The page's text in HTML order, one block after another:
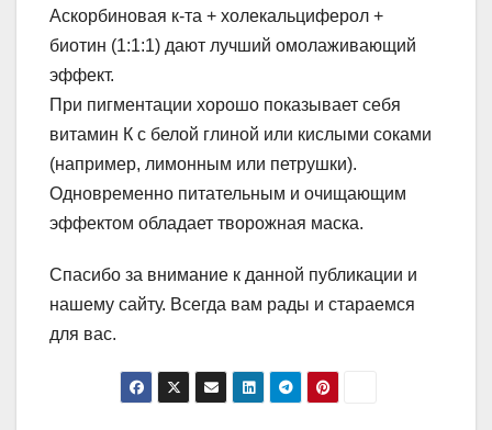
Аскорбиновая к-та + холекальциферол +
биотин (1:1:1) дают лучший омолаживающий
эффект.
При пигментации хорошо показывает себя
витамин К с белой глиной или кислыми соками
(например, лимонным или петрушки).
Одновременно питательным и очищающим
эффектом обладает творожная маска.
Спасибо за внимание к данной публикации и
нашему сайту. Всегда вам рады и стараемся
для вас.